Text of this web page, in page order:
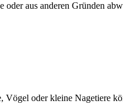
aus anderen Gründen
oder kleine Nagetiere